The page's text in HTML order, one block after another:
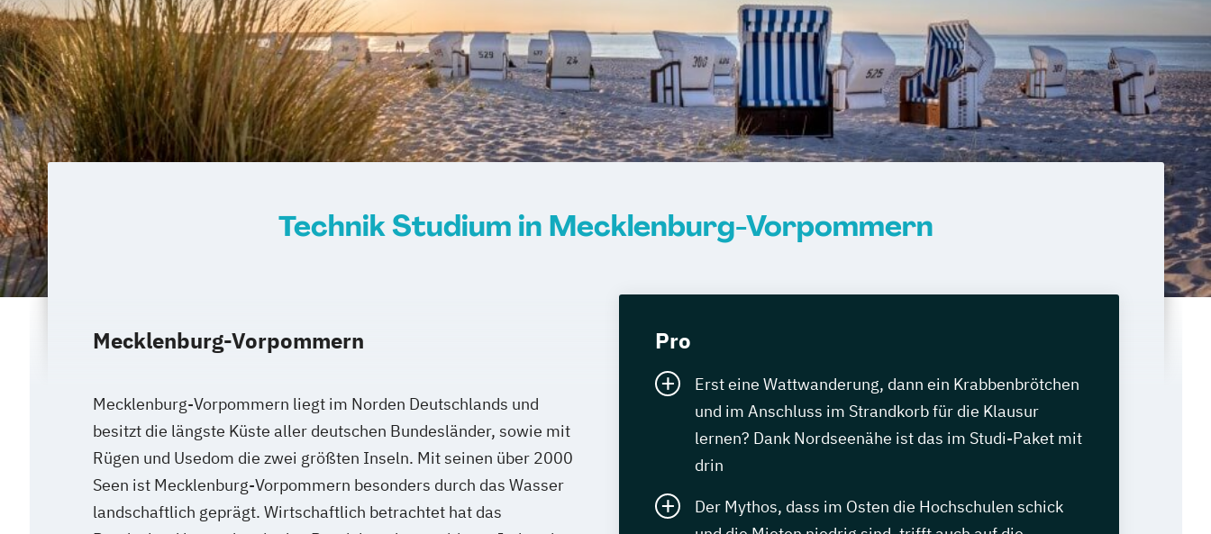
Technik Studium in Mecklenburg-Vorpommern
Mecklenburg-Vorpommern
Mecklenburg-Vorpommern liegt im Norden Deutschlands und
besitzt die längste Küste aller deutschen Bundesländer, sowie mit
Rügen und Usedom die zwei größten Inseln. Mit seinen über 2000
Seen ist Mecklenburg-Vorpommern besonders durch das Wasser
landschaftlich geprägt. Wirtschaftlich betrachtet hat das
Pro
Erst eine Wattwanderung, dann ein Krabbenbrötchen
und im Anschluss im Strandkorb für die Klausur
lernen? Dank Nordseenähe ist das im Studi-Paket mit
drin
Der Mythos, dass im Osten die Hochschulen schick